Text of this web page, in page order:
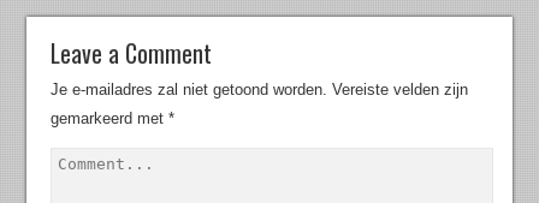
Leave a Comment
Je e-mailadres zal niet getoond worden. Vereiste velden zijn
gemarkeerd met*